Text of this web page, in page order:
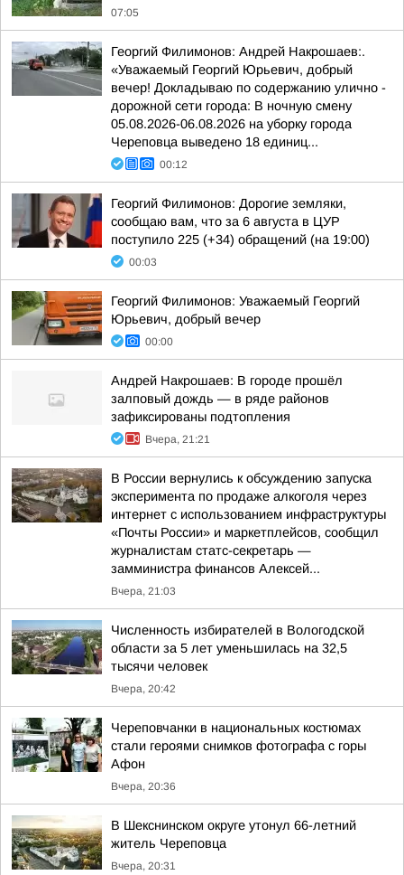
07:05
Георгий Филимонов: Андрей Накрошаев:.
«Уважаемый Георгий Юрьевич, добрый
вечер! Докладываю по содержанию улично -
дорожной сети города: В ночную смену
05.08.2026-06.08.2026 на уборку города
Череповца выведено 18 единиц...
00:12
Георгий Филимонов: Дорогие земляки,
сообщаю вам, что за 6 августа в ЦУР
поступило 225 (+34) обращений (на 19:00)
00:03
Георгий Филимонов: Уважаемый Георгий
Юрьевич, добрый вечер
00:00
Андрей Накрошаев: В городе прошёл
залповый дождь — в ряде районов
зафиксированы подтопления
Вчера, 21:21
В России вернулись к обсуждению запуска
эксперимента по продаже алкоголя через
интернет с использованием инфраструктуры
«Почты России» и маркетплейсов, сообщил
журналистам статс-секретарь —
замминистра финансов Алексей...
Вчера, 21:03
Численность избирателей в Вологодской
области за 5 лет уменьшилась на 32,5
тысячи человек
Вчера, 20:42
Череповчанки в национальных костюмах
стали героями снимков фотографа с горы
Афон
Вчера, 20:36
В Шекснинском округе утонул 66-летний
житель Череповца
Вчера, 20:31